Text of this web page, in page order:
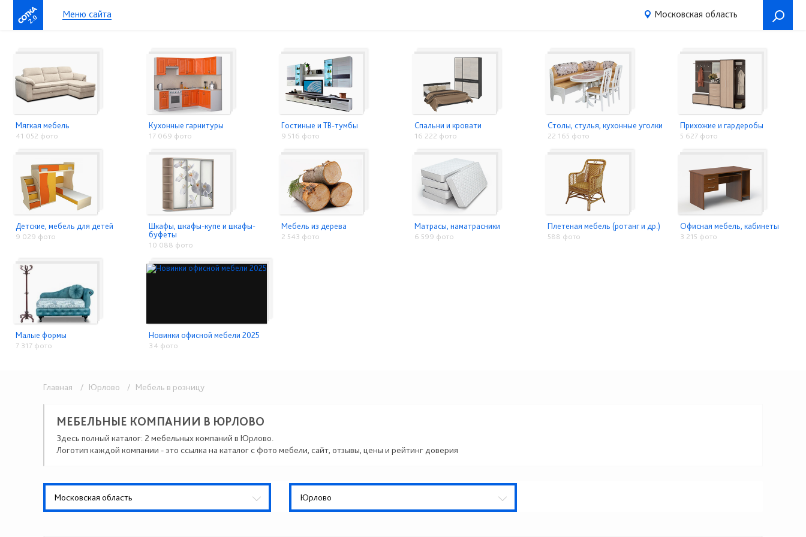
2.0 Меню сайта Московская область
Мягкая мебель
41 052 фото
Кухонные гарнитуры
17 069 фото
Гостиные и ТВ-тумбы
9 516 фото
Спальни и кровати
16 222 фото
Столы, стулья, кухонные уголки
22 165 фото
Прихожие и гардеробы
5 627 фото
Детские, мебель для детей
9 029 фото
Шкафы, шкафы-купе и шкафы-
буфеты
10 088 фото
Мебель из дерева
2 543 фото
Матрасы, наматрасники
6 599 фото
Плетеная мебель (ротанг и др.)
588 фото
Офисная мебель, кабинеты
3 215 фото
Малые формы
7 317 фото
Новинки офисной мебели 2025
34 фото
Главная / Юрлово / Мебель в розницу
МЕБЕЛЬНЫЕ КОМПАНИИ В ЮРЛОВО
Здесь полный каталог: 2 мебельных компаний в Юрлово.
Логотип каждой компании - это ссылка на каталог с фото мебели, сайт, отзывы, цены и рейтинг доверия
Московская область Юрлово